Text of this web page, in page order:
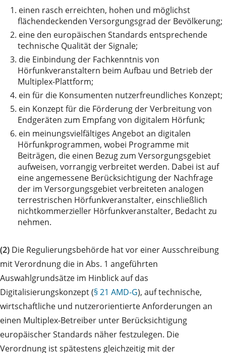
1. einen rasch erreichten, hohen und möglichst
flächendeckenden Versorgungsgrad der Bevölkerung;
2. eine den europäischen Standards entsprechende
technische Qualität der Signale;
3. die Einbindung der Fachkenntnis von
Hörfunkveranstaltern beim Aufbau und Betrieb der
Multiplex-Plattform;
4. ein für die Konsumenten nutzerfreundliches Konzept;
5. ein Konzept für die Förderung der Verbreitung von
Endgeräten zum Empfang von digitalem Hörfunk;
6. ein meinungsvielfältiges Angebot an digitalen
Hörfunkprogrammen, wobei Programme mit
Beiträgen, die einen Bezug zum Versorgungsgebiet
aufweisen, vorrangig verbreitet werden. Dabei ist auf
eine angemessene Berücksichtigung der Nachfrage
der im Versorgungsgebiet verbreiteten analogen
terrestrischen Hörfunkveranstalter, einschließlich
nichtkommerzieller Hörfunkveranstalter, Bedacht zu
nehmen.
(2) Die Regulierungsbehörde hat vor einer Ausschreibung
mit Verordnung die in Abs. 1 angeführten
Auswahlgrundsätze im Hinblick auf das
Digitalisierungskonzept (§ 21 AMD-G), auf technische,
wirtschaftliche und nutzerorientierte Anforderungen an
einen Multiplex-Betreiber unter Berücksichtigung
europäischer Standards näher festzulegen. Die
Verordnung ist spätestens gleichzeitig mit der